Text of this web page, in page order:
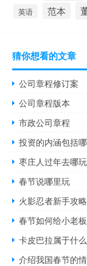
英语 范本
猜你想看的文章
公司章程修订案
公司章程版本
市政公司章程
投资的内涵包括
枣庄人过年去哪
春节说哪里玩
火影忍者新手攻略
春节如何给小老
卡皮巴拉属于什
介绍我国春节的